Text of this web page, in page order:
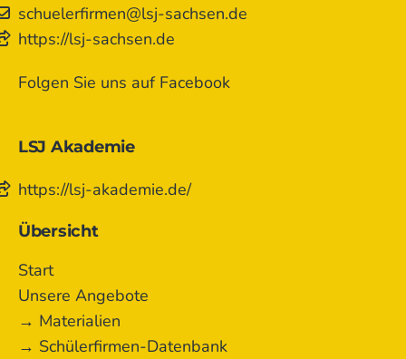
schuelerfirmen@lsj-sachsen.de
https://lsj-sachsen.de
Folgen Sie uns auf Facebook
LSJ Akademie
https://lsj-akademie.de/
Übersicht
Start
Unsere Angebote
→ Materialien
→ Schülerfirmen-Datenbank